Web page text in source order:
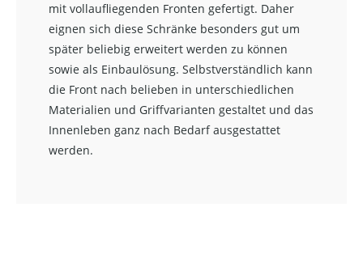
mit vollaufliegenden Fronten gefertigt. Daher
eignen sich diese Schränke besonders gut um
später beliebig erweitert werden zu können
sowie als Einbaulösung. Selbstverständlich kann
die Front nach belieben in unterschiedlichen
Materialien und Griffvarianten gestaltet und das
Innenleben ganz nach Bedarf ausgestattet
werden.